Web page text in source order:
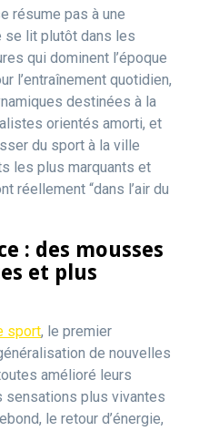
résume pas à une
se lit plutôt dans les
qui dominent l’époque
l’entraînement quotidien,
destinées à la
orientés amorti, et
du sport à la ville
les plus marquants et
réellement “dans l’air du
: des mousses
et plus
sport, le premier
de nouvelles
amélioré leurs
sensations plus vivantes
le retour d’énergie,